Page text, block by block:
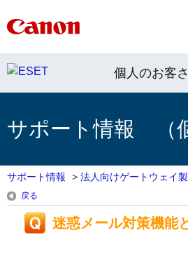
個人のお客
サポート情報 （
サポート情報 > 法人向けゲートウェイ
戻る
迷惑メール対策機能